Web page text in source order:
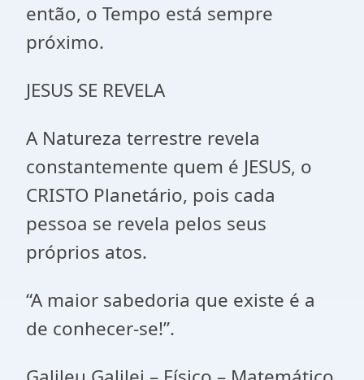
então, o Tempo está sempre
próximo.
JESUS SE REVELA
A Natureza terrestre revela
constantemente quem é JESUS, o
CRISTO Planetário, pois cada
pessoa se revela pelos seus
próprios atos.
“A maior sabedoria que existe é a
de conhecer-se!”.